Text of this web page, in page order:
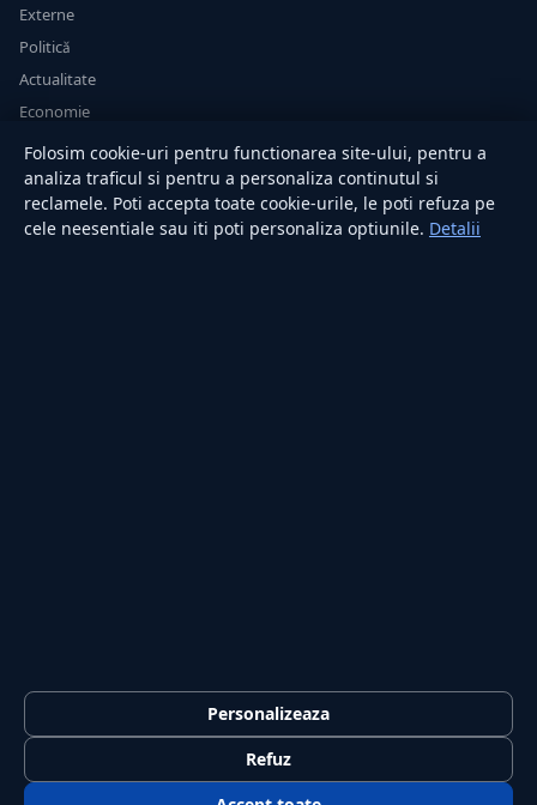
Externe
Politică
Actualitate
Economie
Sănătate
Utile
RUBRICI
Confidențialitate
Politica de cookies
Folosim cookie-uri pentru functionarea site-ului, pentru a
analiza traficul si pentru a personaliza continutul si
reclamele. Poti accepta toate cookie-urile, le poti refuza pe
cele neesentiale sau iti poti personaliza optiunile. Detalii
Personalizeaza
Refuz